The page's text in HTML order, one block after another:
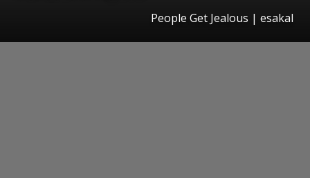
People Get Jealous | esakal